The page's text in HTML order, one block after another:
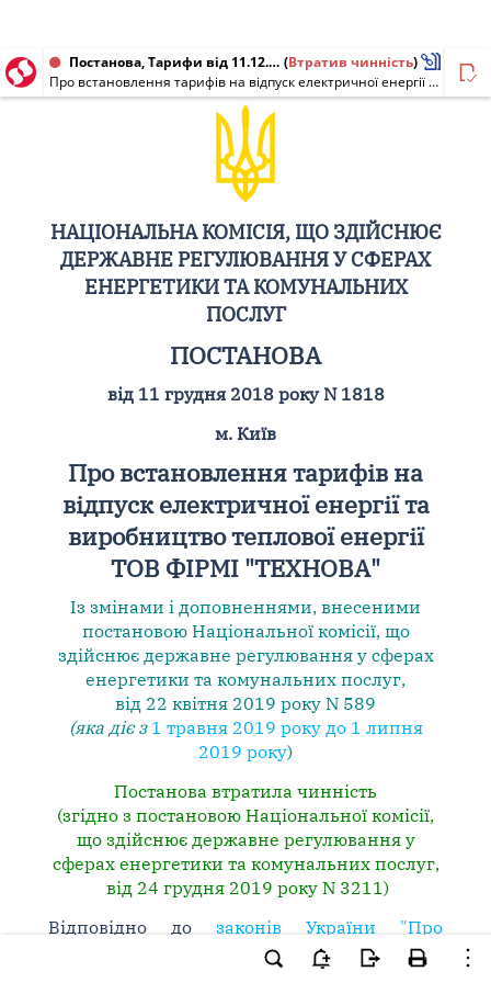
Постанова, Тарифи від 11.12.2018 № 1818 (Втратив чинність)
Про встановлення тарифів на відпуск електричної енергії та виробництво теплової енергії ТОВ ФІРМІ "ТЕХНОВА"
НАЦІОНАЛЬНА КОМІСІЯ, ЩО ЗДІЙСНЮЄ
ДЕРЖАВНЕ РЕГУЛЮВАННЯ У СФЕРАХ
ЕНЕРГЕТИКИ ТА КОМУНАЛЬНИХ
ПОСЛУГ
ПОСТАНОВА
від 11 грудня 2018 року N 1818
м. Київ
Про встановлення тарифів на
відпуск електричної енергії та
виробництво теплової енергії
ТОВ ФІРМІ "ТЕХНОВА"
Із змінами і доповненнями, внесеними
постановою Національної комісії, що
здійснює державне регулювання у сферах
енергетики та комунальних послуг,
від 22 квітня 2019 року N 589
(яка діє з 1 травня 2019 року до 1 липня
2019 року)
Постанова втратила чинність
(згідно з постановою Національної комісії,
що здійснює державне регулювання у
сферах енергетики та комунальних послуг,
від 24 грудня 2019 року N 3211)
Відповідно до законів України "Про
Національну комісію, що здійснює
державне регулювання у сферах